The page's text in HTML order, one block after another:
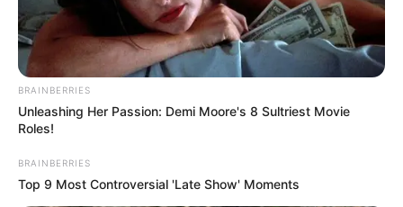
BRAINBERRIES
Unleashing Her Passion: Demi Moore's 8 Sultriest Movie
Roles!
BRAINBERRIES
Top 9 Most Controversial 'Late Show' Moments